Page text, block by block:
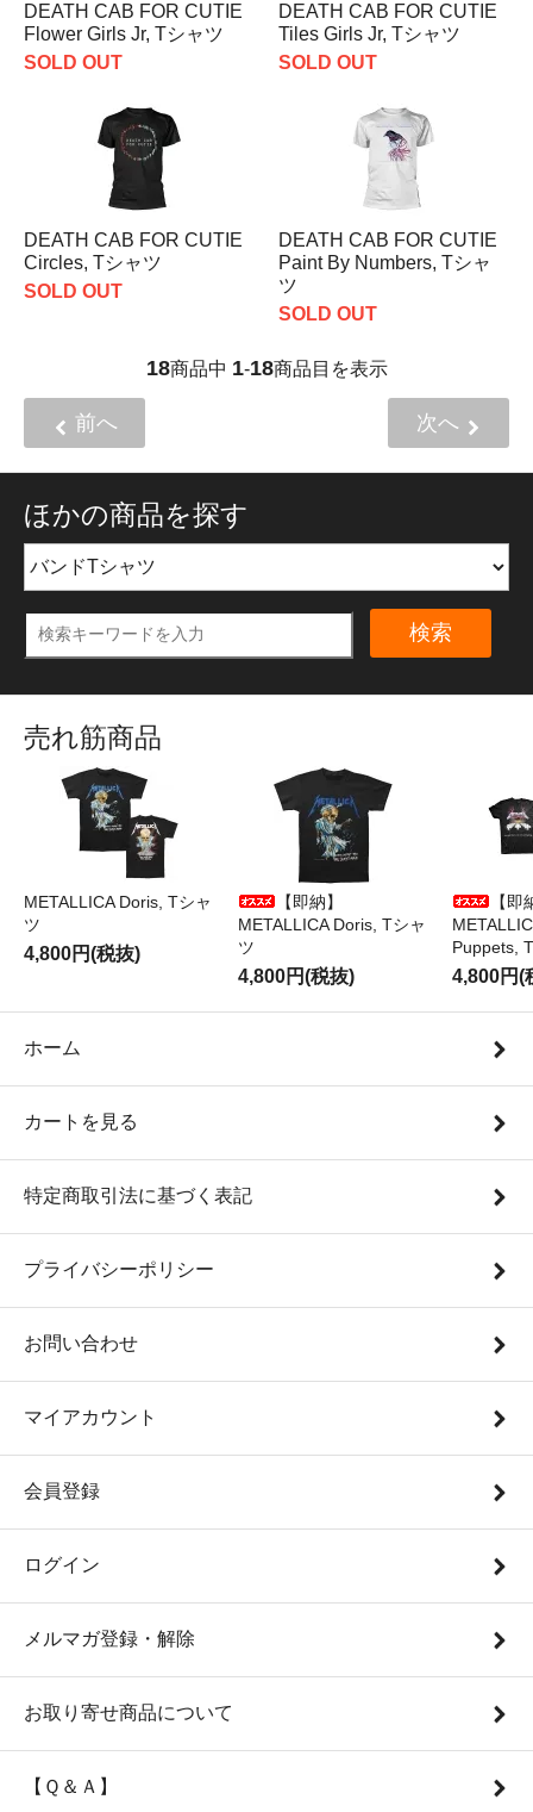
DEATH CAB FOR CUTIE
Flower Girls Jr, Tシャツ
SOLD OUT
DEATH CAB FOR CUTIE
Tiles Girls Jr, Tシャツ
SOLD OUT
DEATH CAB FOR CUTIE
Circles, Tシャツ
SOLD OUT
DEATH CAB FOR CUTIE
Paint By Numbers, Tシャ
ツ
SOLD OUT
18商品中 1-18商品目を表示
前へ 次へ
ほかの商品を探す
検索
売れ筋商品
METALLICA Doris, Tシャ
ツ
4,800円(税抜)
【即納】
METALLICA Doris, Tシャ
ツ
4,800円(税抜)
【即
Puppets,
4,800円(
ホーム
カートを見る
特定商取引法に基づく表記
プライバシーポリシー
お問い合わせ
マイアカウント
会員登録
ログイン
メルマガ登録・解除
お取り寄せ商品について
【Ｑ＆Ａ】